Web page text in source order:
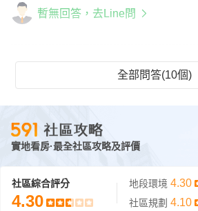
暫無回答，去Line問
全部問答(10個)
實地看房·最全社區攻略及評價
社區綜合評分
4.30
地段環境 4.30
社區規劃 4.10